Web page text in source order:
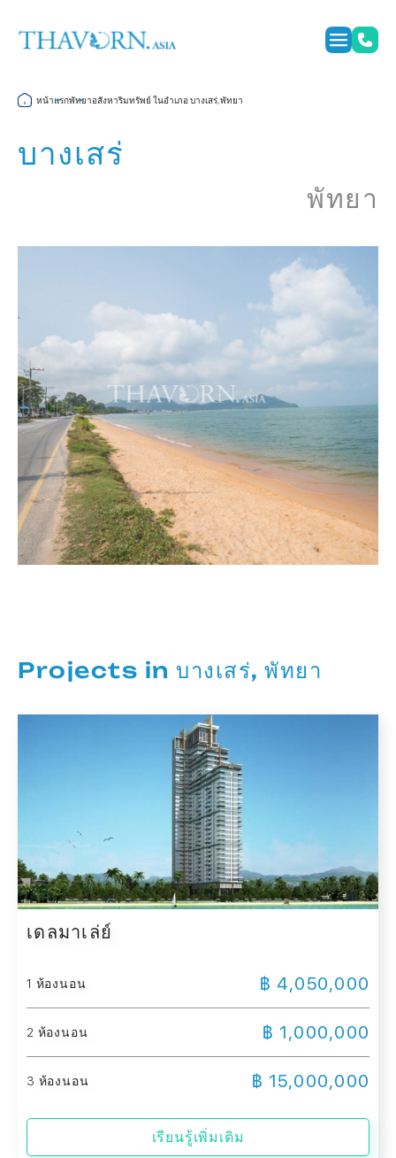
หน้าแรกพัทยาอสังหาริมทรัพย์ ในอำเภอ บางเสร่, พัทยา
บางเสร่
พัทยา
Projects in บางเสร่, พัทยา
เดลมาเล่ย์
1 ห้องนอน ฿ 4,050,000
2 ห้องนอน ฿ 1,000,000
3 ห้องนอน ฿ 15,000,000
เรียนรู้เพิ่มเติม